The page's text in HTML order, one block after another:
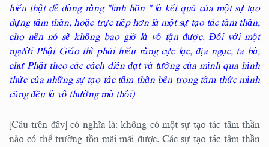
hiểu thật dễ dàng rằng "linh hồn " là kết quả của một sự tạo
dựng tâm thần, hoặc trực tiếp hơn là một sự tạo tác tâm thần,
cho nên nó sẽ không bao giờ là vô tận được. Đối với một
người Phật Giáo thì phải hiểu rằng cực lạc, địa ngục, ta bà,
chư Phật theo các cách diễn đạt và tưởng của mình qua hình
thức của những sự tạo tác tâm thần bên trong tâm thức mình
cũng đều là vô thường mà thôi)
[Câu trên đây] có nghĩa là: không có một sự tạo tác tâm thần
nào có thể trường tồn mãi mãi được. Các sự tạo tác tâm thần